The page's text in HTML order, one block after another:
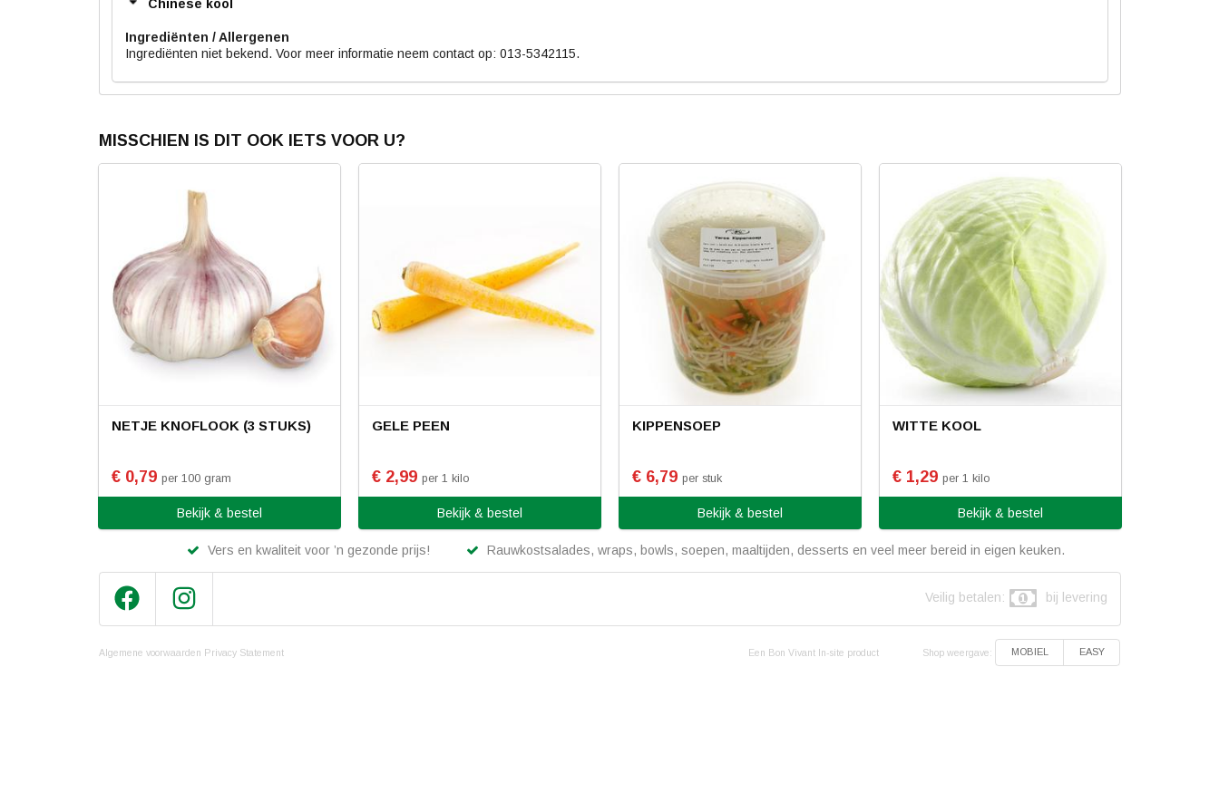
Chinese kool
Ingrediënten
Ingrediënten niet bekend. Voor meer informatie neem contact op: 013-5342115.
MISSCHIEN IS DIT OOK IETS VOOR U?
NETJE KNOFLOOK (3 STUKS)
€ 0,79 per 100 gram
Bekijk & bestel
GELE PEEN
€ 2,99 per 1 kilo
Bekijk & bestel
KIPPENSOEP
€ 6,79 per stuk
Bekijk & bestel
WITTE KOOL
€ 1,29 per 1 kilo
Bekijk & bestel
Vers en kwaliteit voor ’n gezonde prijs! Rauwkostsalades, wraps, bowls, soepen, maaltijden, desserts en veel meer bereid in eigen keuken.
Veilig betalen: bij levering
Algemene voorwaarden Privacy Statement Een Bon Vivant In-site product Shop weergave: MOBIEL EASY